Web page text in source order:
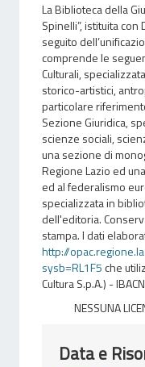
La Biblioteca della
Spinelli”, istituita con
seguito
comprende le
Culturali,
storico-artistici,
particolare
Sezione Giuridica,
scienze sociali,
una sezione di
Regione Lazio ed
ed al federalismo
specializzata in
dell'editoria.
stampa. I dati
http://
sysb=RL1F5che
Cultura S.p.A.) -
NESSUNA
Data e